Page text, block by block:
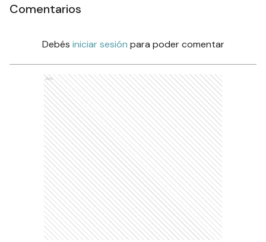
Comentarios
Debés iniciar sesión para poder comentar
Ads